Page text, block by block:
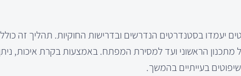
יעמדו בסטנדרטים הנדרשים ובדרישות החוקיות. תהליך זה כולל
הראשוני ועד למסירת המפתח. באמצעות בקרת איכות,
בעייתיים בהמשך.